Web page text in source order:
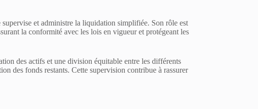
supervise et administre la liquidation simplifiée. Son rôle est
la conformité avec les lois en vigueur et protégeant les
des actifs et une division équitable entre les différents
des fonds restants. Cette supervision contribue à rassurer